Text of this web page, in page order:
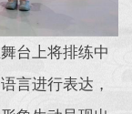
台上将排练中
言进行表达，